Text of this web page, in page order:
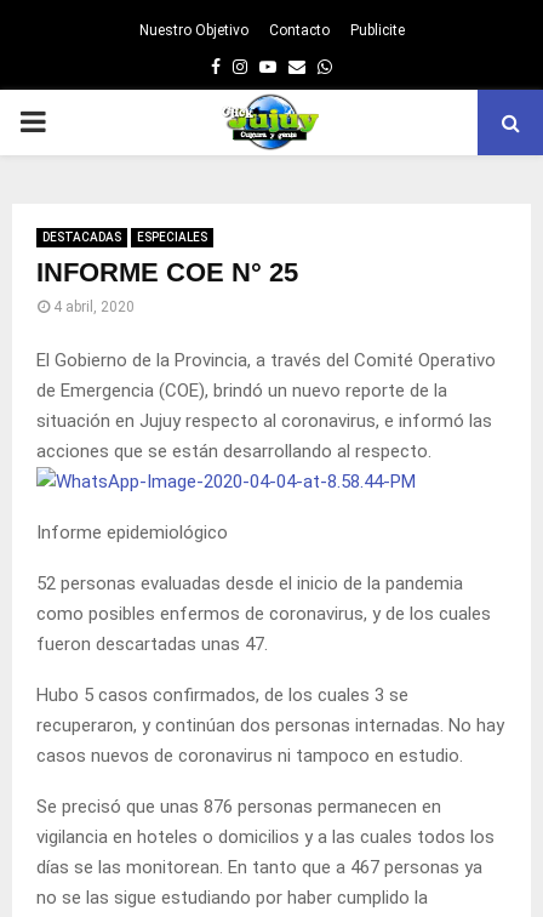
Nuestro Objetivo Contacto Publicite
Facebook
Instagram
Youtube
EmailWhatsapp
PRIMARY
DESTACADAS ESPECIALES
INFORME COE N° 25
4 abril, 2020
El Gobierno de la Provincia, a través del Comité Operativo
de Emergencia (COE), brindó un nuevo reporte de la
situación en Jujuy respecto al coronavirus, e informó las
acciones que se están desarrollando al respecto.
Informe epidemiológico
52 personas evaluadas desde el inicio de la pandemia
como posibles enfermos de coronavirus, y de los cuales
fueron descartadas unas 47.
Hubo 5 casos confirmados, de los cuales 3 se
recuperaron, y continúan dos personas internadas. No hay
casos nuevos de coronavirus ni tampoco en estudio.
Se precisó que unas 876 personas permanecen en
vigilancia en hoteles o domicilios y a las cuales todos los
días se las monitorean. En tanto que a 467 personas ya
no se las sigue estudiando por haber cumplido la